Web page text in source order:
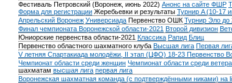
Фестиваль Петровский (Воронеж, июнь 2022) Анонс на сайте ФШР
Форма для регистрации Жеребьевки и результаты Турнир A (10-17
Апрельский Воронеж Универсиада Первенство ОШК Турнир Эло до
Финал чемпионата Воронежской области-2021 Второй дивизион
Юниорские первенства области-2021 Классика Рапид Блиц
Первенство областного шахматного клуба Высшая лига Первая
V летняя Спартакиада молодёжи, II этап (ЦФО) 18-23 Первенство
Чемпионат области среди женщин Чемпионат области среди
шахматам высшая лига первая лига
Воронежская шахматная команда (с подтверждёнными никами) на